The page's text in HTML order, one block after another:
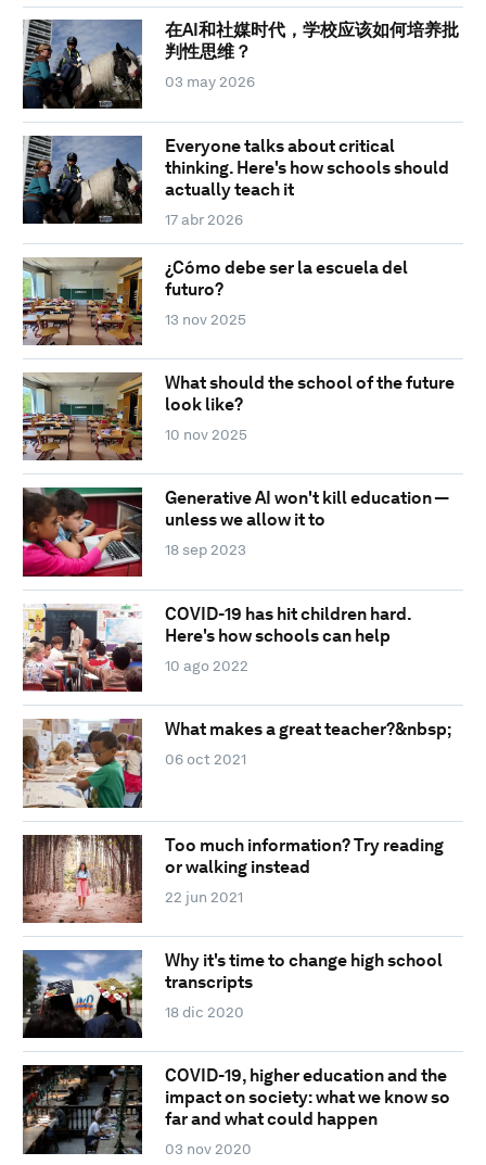
在AI和社媒时代，学校应该如何培养批
判性思维？
03 may 2026
Everyone talks about critical
thinking. Here's how schools should
actually teach it
17 abr 2026
¿Cómo debe ser la escuela del
futuro?
13 nov 2025
What should the school of the future
look like?
10 nov 2025
Generative AI won't kill education —
unless we allow it to
18 sep 2023
COVID-19 has hit children hard.
Here's how schools can help
10 ago 2022
What makes a great teacher?&nbsp;
06 oct 2021
Too much information? Try reading
or walking instead
22 jun 2021
Why it's time to change high school
transcripts
18 dic 2020
COVID-19, higher education and the
impact on society: what we know so
far and what could happen
03 nov 2020